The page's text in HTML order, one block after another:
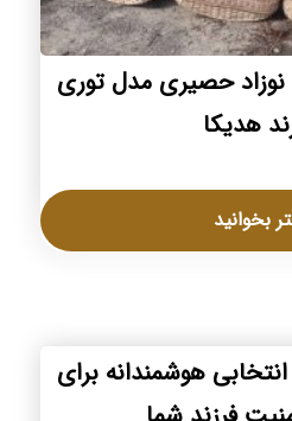
حصیری مدل توری
هدیکا
بخوانید
هوشمندانه برای